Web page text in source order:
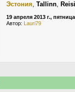
Эстония, Tallinn,
19 апреля 2013 г., пятница
Автор: Lauri79